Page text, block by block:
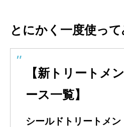
とにかく一度使っ
【新トリートメ
ース一覧】
シールドトリートメン